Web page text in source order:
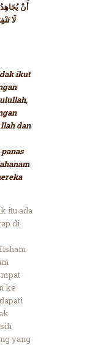
أَنْ
لَا
ikut
dan
itu ada
di
ke
yang